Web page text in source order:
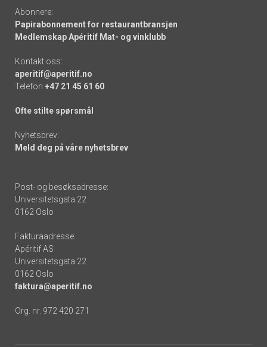
Abonnere:
Papirabonnement for restaurantbransjen
Medlemskap Apéritif Mat- og vinklubb
Kontakt oss:
aperitif@aperitif.no
Telefon +47 21 45 61 60
Ofte stilte spørsmål
Nyhetsbrev:
Meld deg på våre nyhetsbrev
Post- og besøksadresse:
Universitetsgata 22
0162 Oslo
Fakturaadresse:
Apéritif AS
Universitetsgata 22
0162 Oslo
faktura@aperitif.no
Org. nr. 972 420 271